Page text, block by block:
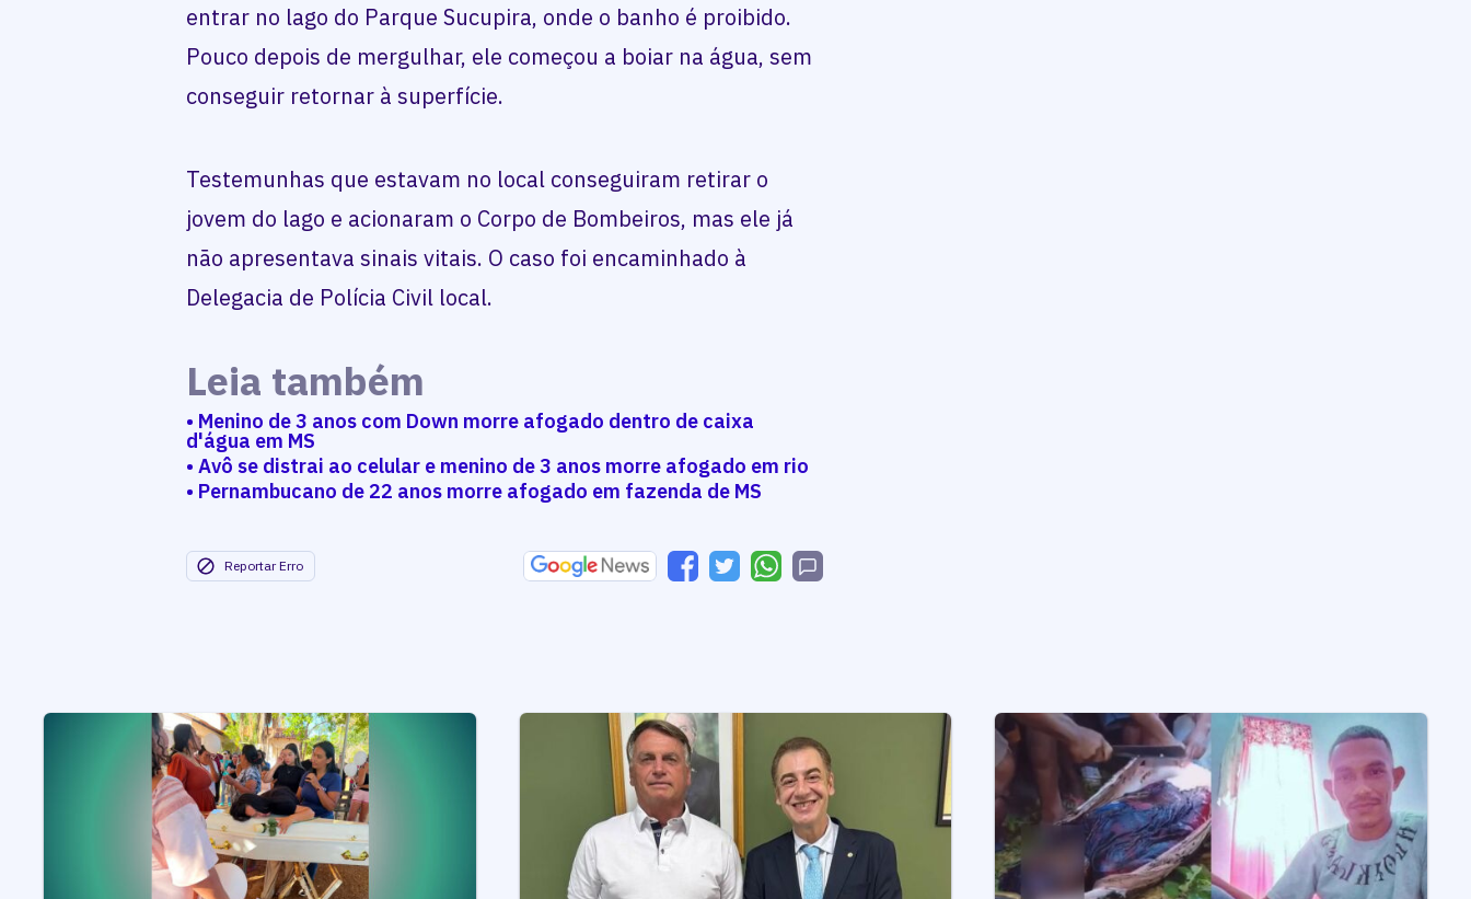
entrar no lago do Parque Sucupira, onde o banho é proibido.
Pouco depois de mergulhar, ele começou a boiar na água, sem
conseguir retornar à superfície.
Testemunhas que estavam no local conseguiram retirar o
jovem do lago e acionaram o Corpo de Bombeiros, mas ele já
não apresentava sinais vitais. O caso foi encaminhado à
Delegacia de Polícia Civil local.
Leia também
• Menino de 3 anos com Down morre afogado dentro de caixa
d'água em MS
• Avô se distrai ao celular e menino de 3 anos morre afogado em rio
• Pernambucano de 22 anos morre afogado em fazenda de MS
Reportar Erro